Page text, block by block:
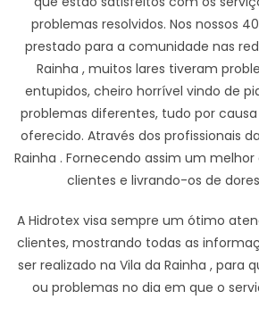
problemas resolvidos. Nos nossos
prestado para a comunidade nas
Rainha , muitos lares tiveram
entupidos, cheiro horrível vindo de
problemas diferentes, tudo por
oferecido. Através dos profissionais
Rainha . Fornecendo assim um
clientes e livrando-os de
A Hidrotex visa sempre um ótimo
clientes, mostrando todas as
ser realizado na Vila da Rainha , para
ou problemas no dia em que o